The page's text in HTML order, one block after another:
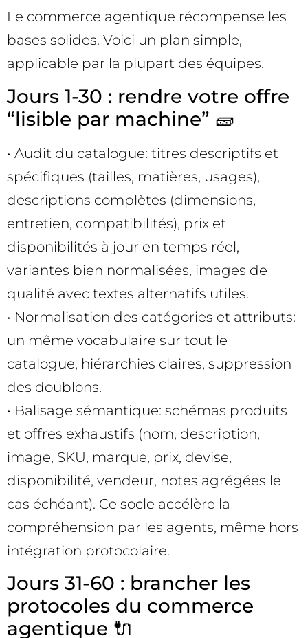
Le commerce agentique récompense les
bases solides. Voici un plan simple,
applicable par la plupart des équipes.
Jours 1-30 : rendre votre offre
“lisible par machine” 🧱
• Audit du catalogue: titres descriptifs et
spécifiques (tailles, matières, usages),
descriptions complètes (dimensions,
entretien, compatibilités), prix et
disponibilités à jour en temps réel,
variantes bien normalisées, images de
qualité avec textes alternatifs utiles.
• Normalisation des catégories et attributs:
un même vocabulaire sur tout le
catalogue, hiérarchies claires, suppression
des doublons.
• Balisage sémantique: schémas produits
et offres exhaustifs (nom, description,
image, SKU, marque, prix, devise,
disponibilité, vendeur, notes agrégées le
cas échéant). Ce socle accélère la
compréhension par les agents, même hors
intégration protocolaire.
Jours 31-60 : brancher les
protocoles du commerce
agentique 🔌